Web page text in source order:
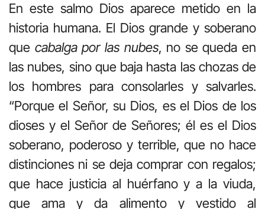
En este salmo Dios aparece metido en la
historia humana. El Dios grande y soberano
que cabalga por las nubes, no se queda en
las nubes, sino que baja hasta las chozas de
los hombres para consolarles y salvarles.
“Porque el Señor, su Dios, es el Dios de los
dioses y el Señor de Señores; él es el Dios
soberano, poderoso y terrible, que no hace
distinciones ni se deja comprar con regalos;
que hace justicia al huérfano y a la viuda,
que ama y da alimento y vestido al